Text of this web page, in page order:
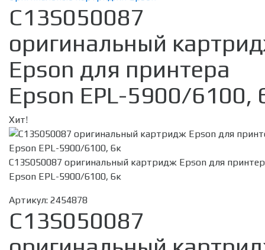
C13S050087
оригинальный
Epson для принтера
Epson EPL-5900/6100,
Хит!
C13S050087 оригинальный картридж Epson для
Epson EPL-5900/6100, 6к
Артикул: 2454878
C13S050087